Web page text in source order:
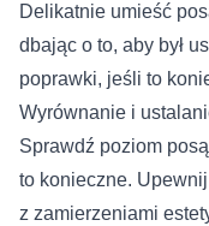
Delikatnie umieść
dbając o to, aby był
poprawki, jeśli to
Wyrównanie i
Sprawdź poziom
to konieczne.
z zamierzeniami